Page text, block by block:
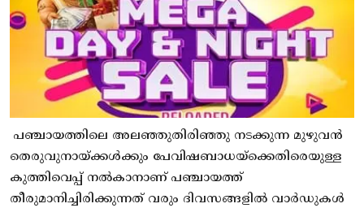
പഞ്ചായത്തിലെ അലഞ്ഞുതിരിഞ്ഞു നടക്കുന്ന മുഴുവൻ
തെരുവുനായ്ക്കൾക്കും പേവിഷബാധയ്ക്കെതിരെയുള്ള
കുത്തിവെപ്പ് നൽകാനാണ് പഞ്ചായത്ത്
തീരുമാനിച്ചിരിക്കുന്നത് വരും ദിവസങ്ങളിൽ വാർഡുകൾ